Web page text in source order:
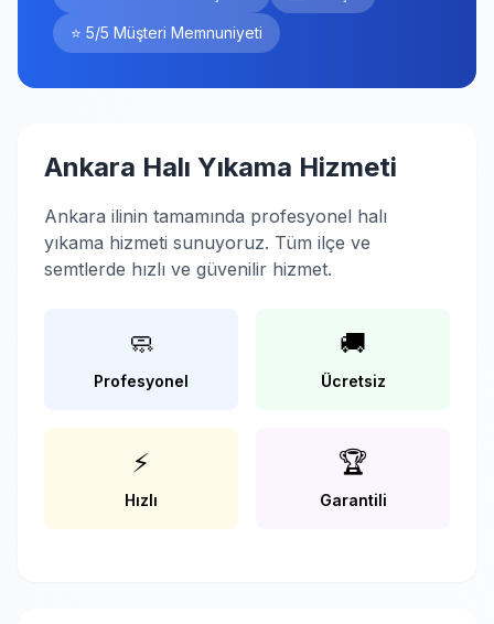
⭐ 5/5 Müşteri Memnuniyeti
Ankara Halı Yıkama Hizmeti
Ankara ilinin tamamında profesyonel halı
yıkama hizmeti sunuyoruz. Tüm ilçe ve
semtlerde hızlı ve güvenilir hizmet.
🧼
Profesyonel
🚚
Ücretsiz
⚡
Hızlı
🏆
Garantili